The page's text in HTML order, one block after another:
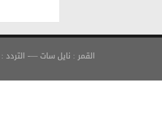
القمر : نايل سات —- التردد : 12688 —- الاستقطاب : عمودي —- معدل الترميز : 30000